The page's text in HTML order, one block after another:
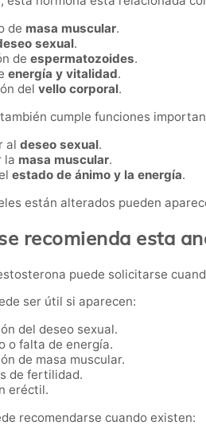
de masa muscular.
sexual.
de espermatozoides.
energía y vitalidad.
del vello corporal.
cumple funciones
al deseo sexual.
la masa muscular.
estado de ánimo y la energía.
están alterados pueden
recomienda esta
puede solicitarse
ser útil si aparecen:
del deseo sexual.
o falta de energía.
de masa muscular.
de fertilidad.
eréctil.
recomendarse cuando existen: